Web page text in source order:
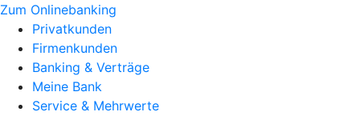
Zum Onlinebanking
Privatkunden
Firmenkunden
Banking & Verträge
Meine Bank
Service & Mehrwerte